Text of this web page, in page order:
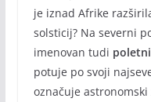
je iznad Afrike
solsticij? Na severni
imenovan tudi
potuje po svoji
označuje